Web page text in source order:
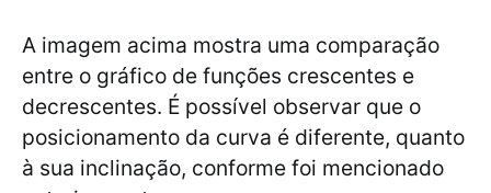
A imagem acima mostra uma comparação
entre o gráfico de funções crescentes e
decrescentes. É possível observar que o
posicionamento da curva é diferente, quanto
à sua inclinação, conforme foi mencionado